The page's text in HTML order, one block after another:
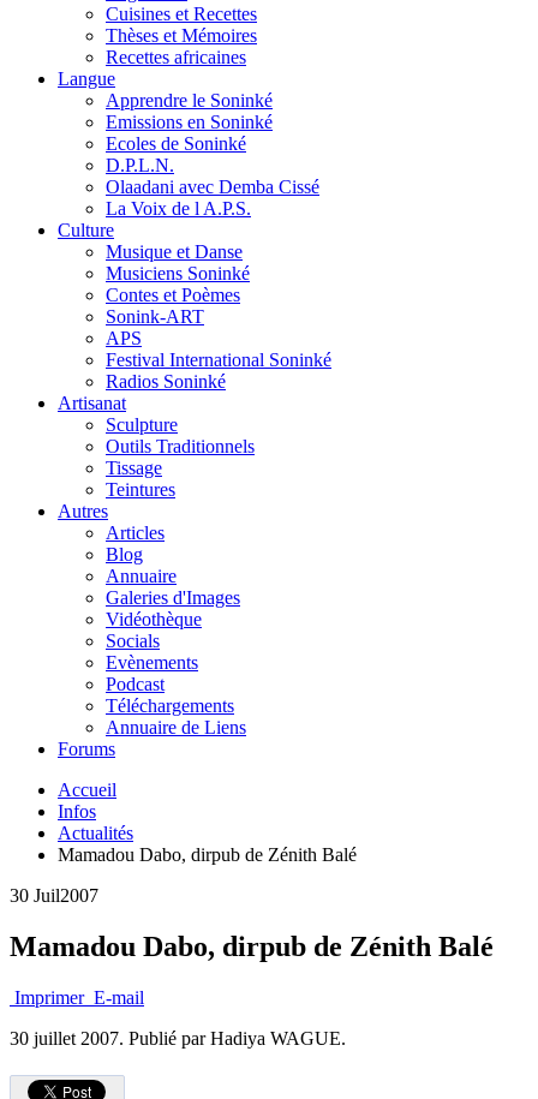
Cuisines et Recettes
Thèses et Mémoires
Recettes africaines
Langue
Apprendre le Soninké
Emissions en Soninké
Ecoles de Soninké
D.P.L.N.
Olaadani avec Demba Cissé
La Voix de l A.P.S.
Culture
Musique et Danse
Musiciens Soninké
Contes et Poèmes
Sonink-ART
APS
Festival International Soninké
Radios Soninké
Artisanat
Sculpture
Outils Traditionnels
Tissage
Teintures
Autres
Articles
Blog
Annuaire
Galeries d'Images
Vidéothèque
Socials
Evènements
Podcast
Téléchargements
Annuaire de Liens
Forums
Accueil
Infos
Actualités
Mamadou Dabo, dirpub de Zénith Balé
30 Juil2007
Mamadou Dabo, dirpub de Zénith Balé
Imprimer E-mail
30 juillet 2007. Publié par Hadiya WAGUE.